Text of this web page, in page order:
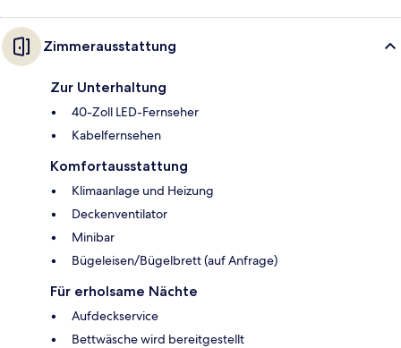
Zimmerausstattung
Zur Unterhaltung
40-Zoll LED-Fernseher
Kabelfernsehen
Komfortausstattung
Klimaanlage und Heizung
Deckenventilator
Minibar
Bügeleisen/Bügelbrett (auf Anfrage)
Für erholsame Nächte
Aufdeckservice
Bettwäsche wird bereitgestellt